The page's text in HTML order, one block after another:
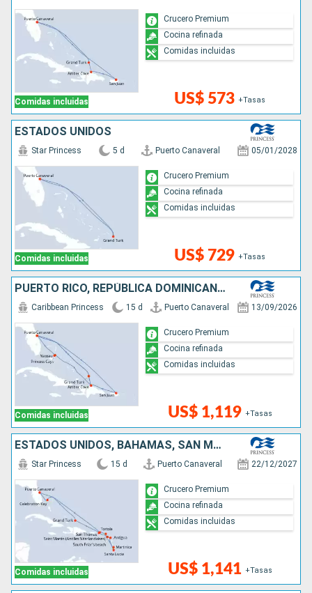
Comidas incluidas US$ 573 +Tasas
Crucero Premium
Cocina refinada
Comidas incluidas
ESTADOS UNIDOS
Comidas incluidas
Star Princess 5 d Puerto Canaveral 05/01/2028
US$ 729 +Tasas
Crucero Premium
Cocina refinada
Comidas incluidas
PUERTO RICO, REPÚBLICA DOMINICANA, BAHAMAS, ESTADOS UNIDOS
Comidas incluidas
Caribbean Princess 15 d Puerto Canaveral 13/09/2026
US$ 1,119 +Tasas
Crucero Premium
Cocina refinada
Comidas incluidas
ESTADOS UNIDOS, BAHAMAS, SAN MARTÍN, SANTA LUCIA, ANTIGUA Y BARBUDA
Comidas incluidas
Star Princess 15 d Puerto Canaveral 22/12/2027
US$ 1,141 +Tasas
Crucero Premium
Cocina refinada
Comidas incluidas